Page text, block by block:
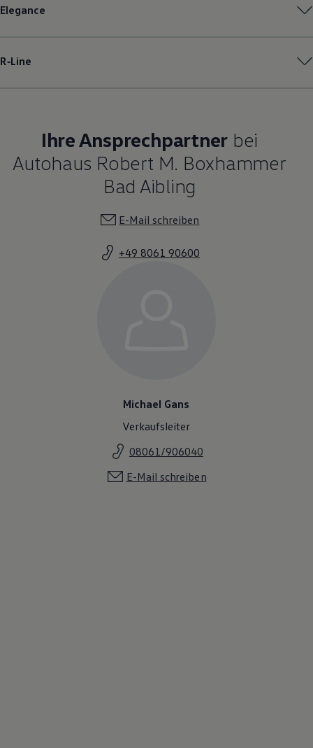
Elegance
R‑Line
Ihre Ansprechpartner bei
Autohaus Robert M. Boxhammer
Bad Aibling
E-Mail schreiben
+49 8061 90600
Michael Gans
Verkaufsleiter
08061/906040
E-Mail schreiben